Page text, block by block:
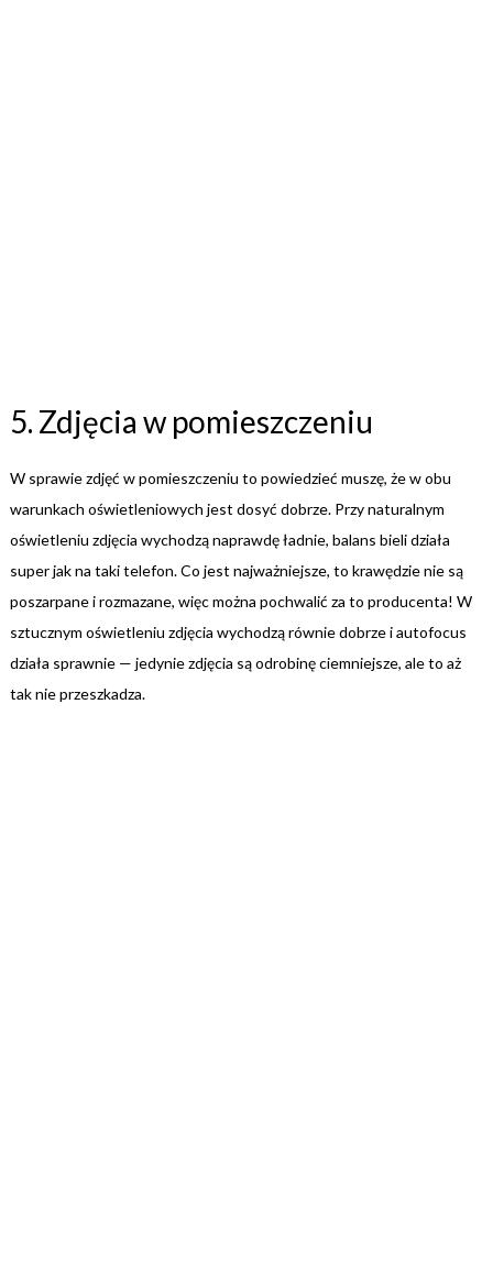
5. Zdjęcia w pomieszczeniu
W sprawie zdjęć w pomieszczeniu to powiedzieć muszę, że w obu
warunkach oświetleniowych jest dosyć dobrze. Przy naturalnym
oświetleniu zdjęcia wychodzą naprawdę ładnie, balans bieli działa
super jak na taki telefon. Co jest najważniejsze, to krawędzie nie są
poszarpane i rozmazane, więc można pochwalić za to producenta! W
sztucznym oświetleniu zdjęcia wychodzą równie dobrze i autofocus
działa sprawnie — jedynie zdjęcia są odrobinę ciemniejsze, ale to aż
tak nie przeszkadza.